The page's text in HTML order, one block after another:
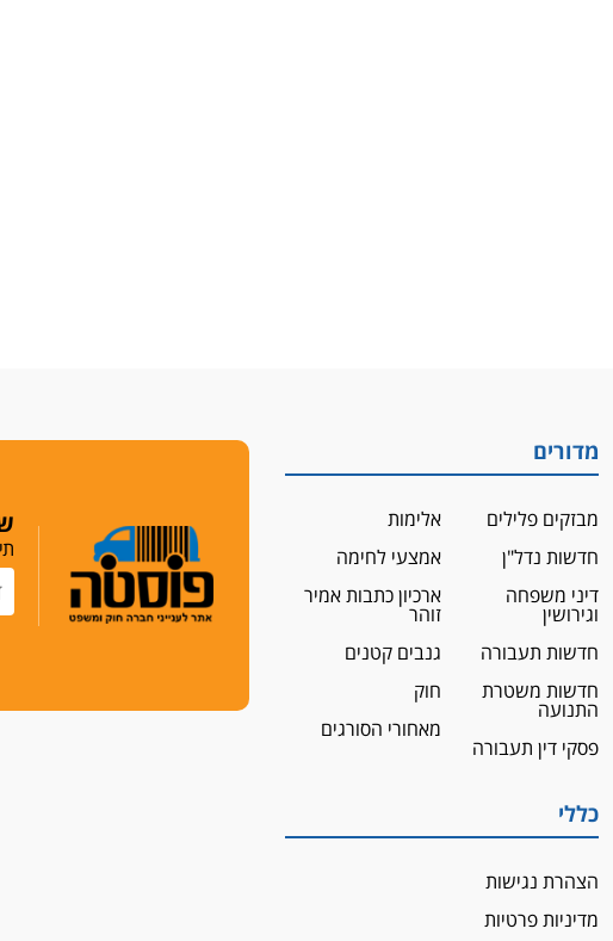
מדורים
מבזקים פלילים
חדשות נדל"ן
דיני משפחה
וגירושין
חדשות תעבורה
חדשות משטרת
התנועה
פסקי דין תעבורה
אלימות
אמצעי לחימה
ארכיון כתבות אמיר
זוהר
גנבים קטנים
חוק
מאחורי הסורגים
כללי
הצהרת נגישות
מדיניות פרטיות